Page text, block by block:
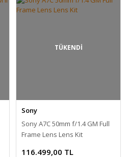
TÜKENDİ
Sony
Sony A7C 50mm f/1.4 GM Full
Frame Lens Lens Kit
116.499,00 TL